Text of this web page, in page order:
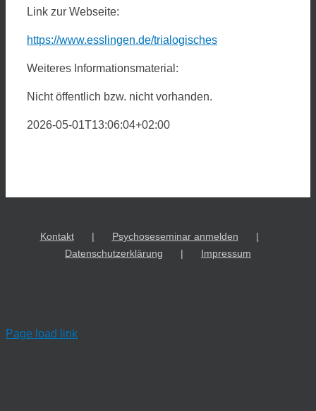
Link zur Webseite:
https://www.esslingen.de/trialogisches
Weiteres Informationsmaterial:
Nicht öffentlich bzw. nicht vorhanden.
2026-05-01T13:06:04+02:00
Kontakt
Psychoseseminar anmelden
Datenschutzerklärung
Impressum
Page load link